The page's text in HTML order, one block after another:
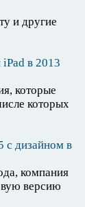
и другие
в 2013
которые
которых
с дизайном в
компания
версию